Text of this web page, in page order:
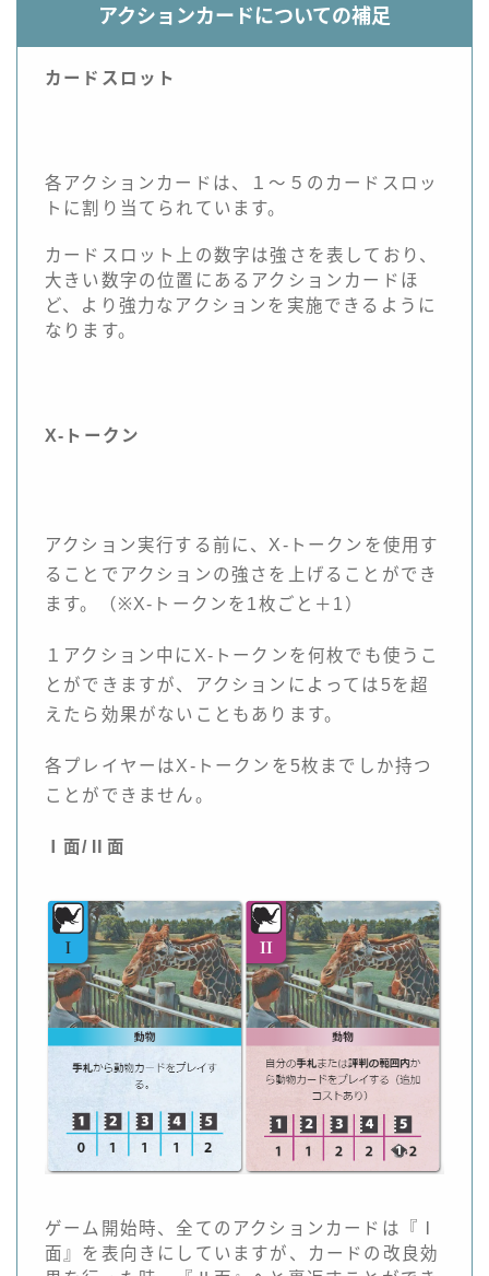
アクションカードについての補足
カードスロット
各アクションカードは、１～５のカードスロッ
トに割り当てられています。
カードスロット上の数字は強さを表しており、
大きい数字の位置にあるアクションカードほ
ど、より強力なアクションを実施できるように
なります。
X-トークン
アクション実行する前に、X-トークンを使用す
ることでアクションの強さを上げることができ
ます。（※X-トークンを1枚ごと＋1）
１アクション中にX-トークンを何枚でも使うこ
とができますが、アクションによっては5を超
えたら効果がないこともあります。
各プレイヤーはX-トークンを5枚までしか持つ
ことができません。
Ⅰ面/Ⅱ面
ゲーム開始時、全てのアクションカードは『Ⅰ
面』を表向きにしていますが、カードの改良効